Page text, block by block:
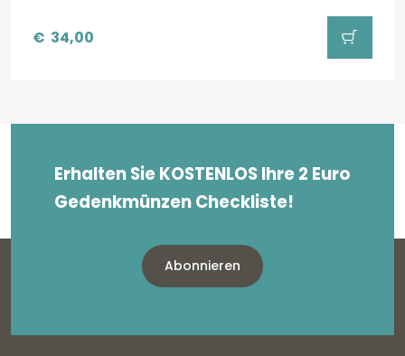
€ 34,00
Erhalten Sie KOSTENLOS Ihre 2 Euro
Gedenkmünzen Checkliste!
Abonnieren